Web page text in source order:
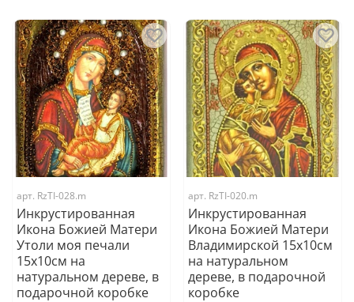
арт. RzTI-028.m
Инкрустированная
Икона Божией Матери
Утоли моя печали
15х10см на
натуральном дереве, в
подарочной коробке
арт. RzTI-020.m
Инкрустированная
Икона Божией Матери
Владимирской 15х10см
на натуральном
дереве, в подарочной
коробке